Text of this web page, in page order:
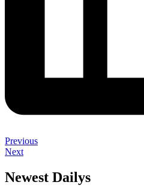
Previous
Next
Newest Dailys